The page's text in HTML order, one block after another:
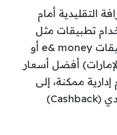
التقليدية أمام
تطبيقات مثل
(STC Pay أو UrPay في السعودية، وتطبيقات e& money أو
أفضل أسعار
ممكنة، إلى
جانب الاستفادة من حوافز الاسترداد النقدي (Cashback)